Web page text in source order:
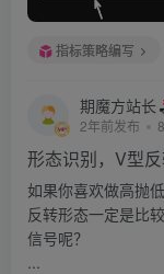
指标策略编写
期魔方站长
2年前发布
形态识别，V型
如果你喜欢做高抛
反转形态一定是比
信号呢？
...